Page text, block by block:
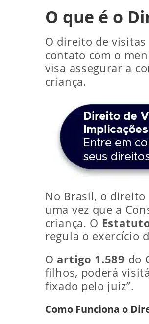
O que é o
O direito de
contato com o
visa assegurar a
criança.
No Brasil, o
uma vez que a
criança. O
regula o exercício
O artigo 1.589 do
filhos, poderá
fixado pelo juiz”.
Como Funciona o